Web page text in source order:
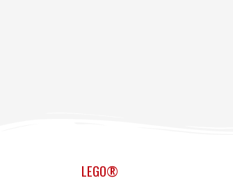
LEGO®